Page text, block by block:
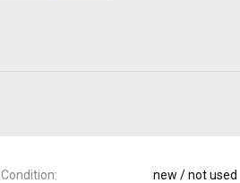
Condition
new / not used